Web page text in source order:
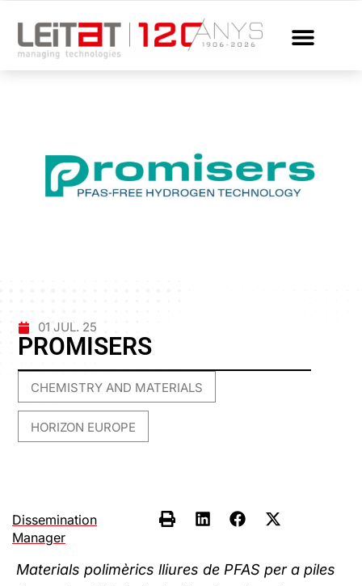
01 JUL. 25
PROMISERS
CHEMISTRY AND MATERIALS
HORIZON EUROPE
Dissemination
Manager
Materials polimèrics lliures de PFAS per a piles